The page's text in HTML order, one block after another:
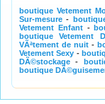
boutique Vetement
Sur-mesure -
Vetement Enfant -
boutique Vetement
VÃªtement de nuit -
Vetement Sexy -
DÃ©stockage
-
boutique